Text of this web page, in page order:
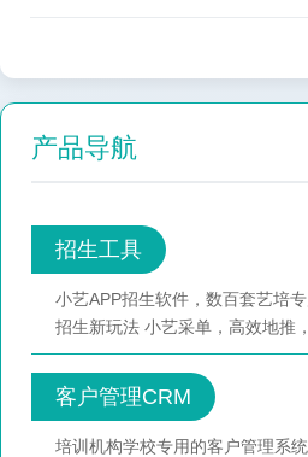
产品导航
招生工具
小艺APP招生软件，数百套艺培
招生新玩法 小艺采单，高效地推
客户管理CRM
培训机构学校专用的客户管理系